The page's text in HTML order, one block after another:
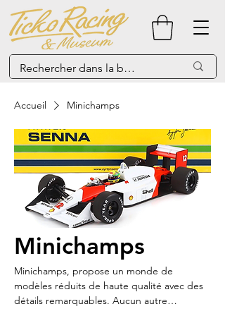
Accueil Minichamps
Minichamps
Minichamps, propose un monde de
modèles réduits de haute qualité avec des
détails remarquables. Aucun autre